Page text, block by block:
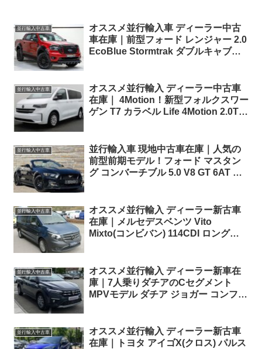
並行輸入中古車
オススメ並行輸入車 ディーラー中古
車在庫｜前型フォード レンジャー 2.0
EcoBlue Stormtrak ダブルキャブ
並行輸入中古車
オススメ並行輸入 ディーラー中古車
在庫｜ 4Motion！新型フォルクスワー
ゲン T7 カラベル Life 4Motion 2.0TDI
並行輸入中古車
並行輸入車 現地中古車在庫｜人気の
前型前期モデル！フォード マスタン
グ コンバーチブル 5.0 V8 GT 6AT 右
並行輸入中古車
オススメ並行輸入 ディーラー新古車
在庫｜メルセデスベンツ Vito
Mixto(コンビバン) 114CDI ロング
並行輸入中古車
オススメ並行輸入 ディーラー新車在
庫｜7人乗りダチアのCセグメント
MPVモデル ダチア ジョガー コンフォ
並行輸入中古車
オススメ並行輸入 ディーラー新古車
在庫｜トヨタ アイゴX(クロス) パルス